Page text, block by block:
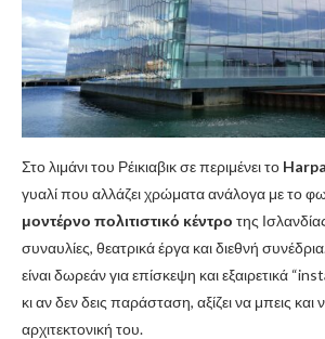
Στο λιμάνι του Ρέικιαβικ σε περιμένει το Harpa
γυαλί που αλλάζει χρώματα ανάλογα με το
μοντέρνο πολιτιστικό κέντρο της
συναυλίες, θεατρικά έργα και διεθνή συνέδρια.
είναι δωρεάν για επίσκεψη και εξαιρετικά
κι αν δεν δεις παράσταση, αξίζει να μπεις
αρχιτεκτονική του.